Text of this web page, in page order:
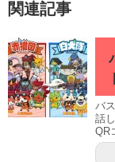
関連記事
バ
話
QR